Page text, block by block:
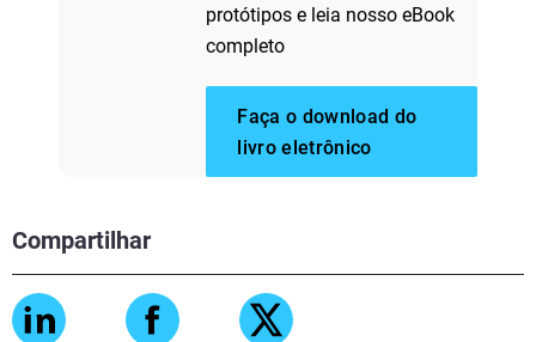
protótipos e leia nosso eBook
completo
Faça o download do
livro eletrônico
Compartilhar